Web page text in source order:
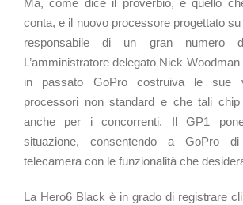
Ma, come dice il proverbio, è quello
conta, e il nuovo processore progettato
responsabile di un gran numero di
L’amministratore delegato Nick
in passato GoPro costruiva le sue
processori non standard e che tali chip
anche per i concorrenti. Il GP1
situazione, consentendo a GoPro
telecamera con le funzionalità che
La Hero6 Black è in grado di registrare